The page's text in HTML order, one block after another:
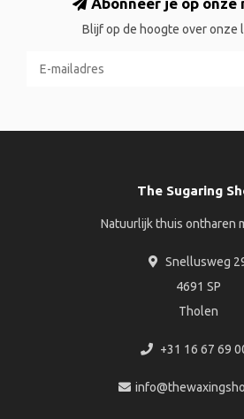
Blijf op de hoogte over onze
The Sugaring
Natuurlijk thuis ontharen
Snellusweg
4691 SP
Tholen
+31 16 67 69